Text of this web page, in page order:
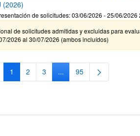
(2026)
de solicitudes: 03/06/2026 - 25/06/2026
de solicitudes admitidas y excluidas para
2026 al 30/07/2026 (ambos incluídos)
Página
1 Página
2 Página
3 ...Páginas intermedias
Página
95